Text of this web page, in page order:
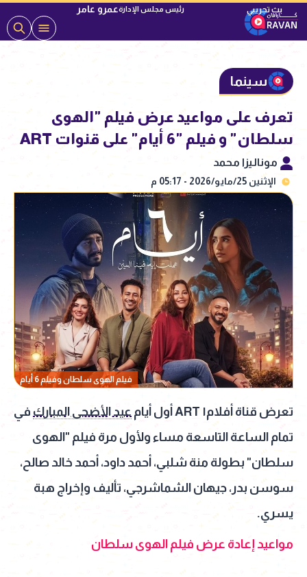
رئيس مجلس الإدارةعمرو عامر
سينما
تعرف على مواعيد عرض فيلم "الهوى
سلطان" و فيلم "6 أيام" على قنوات ART
موناليزا محمد
الإثنين 25/مايو/2026 - 05:17 م
فيلم الهوى سلطان وفيلم 6 أيام
تعرض قناة أفلام١ ART أول أيام عيد الأضحى المبارك في
تمام الساعة التاسعة مساء ولأول مرة فيلم "الهوى
سلطان" بطولة منة شلبي، أحمد داود، أحمد خالد صالح،
سوسن بدر، جيهان الشماشرجي، تأليف وإخراج هبة
يسري.
مواعيد إعادة عرض فيلم الهوى سلطان